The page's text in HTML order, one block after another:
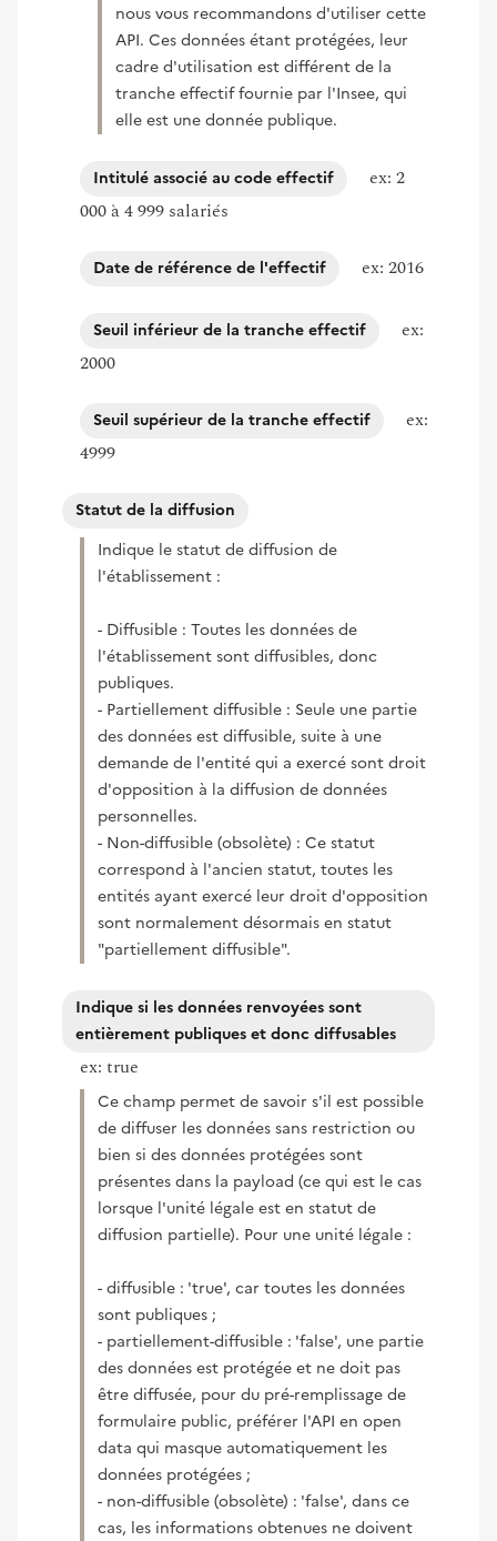
nous vous recommandons d'utiliser cette
API. Ces données étant protégées, leur
cadre d'utilisation est différent de la
tranche effectif fournie par l'Insee, qui
elle est une donnée publique.
Intitulé associé au code effectif
ex: 2
000 à 4 999 salariés
Date de référence de l'effectif ex: 2016
Seuil inférieur de la tranche effectif
ex:
2000
Seuil supérieur de la tranche effectif
ex:
4999
Statut de la diffusion
Indique le statut de diffusion de
l'établissement :
- Diffusible : Toutes les données de
l'établissement sont diffusibles, donc
publiques.
- Partiellement diffusible : Seule une partie
des données est diffusible, suite à une
demande de l'entité qui a exercé sont droit
d'opposition à la diffusion de données
personnelles.
- Non-diffusible (obsolète) : Ce statut
correspond à l'ancien statut, toutes les
entités ayant exercé leur droit d'opposition
sont normalement désormais en statut
"partiellement diffusible".
Indique si les données renvoyées sont
entièrement publiques et donc diffusables
ex: true
Ce champ permet de savoir s'il est possible
de diffuser les données sans restriction ou
bien si des données protégées sont
présentes dans la payload (ce qui est le cas
lorsque l'unité légale est en statut de
diffusion partielle). Pour une unité légale :
- diffusible : 'true', car toutes les données
sont publiques ;
- partiellement-diffusible : 'false', une partie
des données est protégée et ne doit pas
être diffusée, pour du pré-remplissage de
formulaire public, préférer l'API en open
data qui masque automatiquement les
données protégées ;
- non-diffusible (obsolète) : 'false', dans ce
cas, les informations obtenues ne doivent